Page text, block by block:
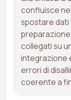
confluisce
spostare dati
collegati su
integrazione
errori di
coerente a